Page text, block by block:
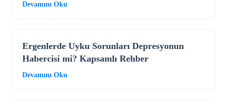
Devamını Oku
Ergenlerde Uyku Sorunları Depresyonun
Habercisi mi? Kapsamlı Rehber
Devamını Oku